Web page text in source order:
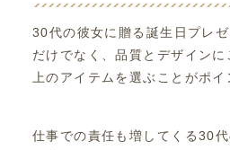
30代の彼女に贈る誕生日プレ
だけでなく、品質とデザイン
上のアイテムを選ぶことがポイ
仕事での責任も増してくる30